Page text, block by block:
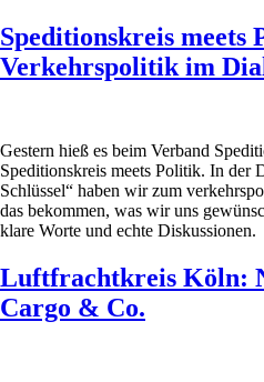
Speditionskreis meets
Verkehrspolitik im
Gestern hieß es beim Verband
Speditionskreis meets Politik. In der
Schlüssel“ haben wir zum
das bekommen, was wir uns
klare Worte und echte Diskussionen.
Luftfrachtkreis Köln:
Cargo & Co.